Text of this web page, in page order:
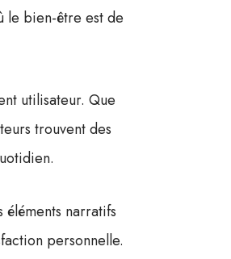
le bien-être est de
utilisateur. Que
trouvent des
narratifs
personnelle.